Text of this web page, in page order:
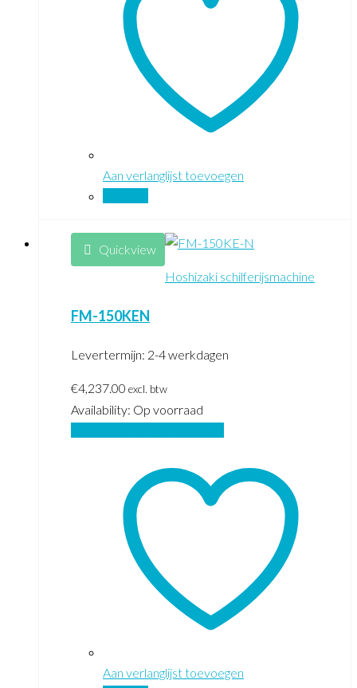
Aan verlanglijst toevoegen
Quickview
Hoshizaki schilferijsmachine
FM-150KEN
Levertermijn: 2-4 werkdagen
€4,237.00 excl. btw
Availability: Op voorraad
Aan verlanglijst toevoegen